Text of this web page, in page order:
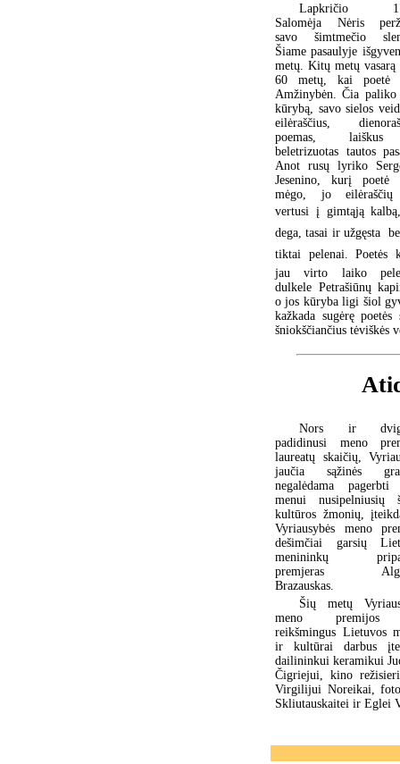
Lapkričio
Salomėja Nėris
savo šimtmečio
Šiame pasaulyje
metų. Kitų metų vasarą
60 metų, kai poetė
Amžinybėn. Čia paliko
kūrybą, savo sielos
eilėraščius,
poemas,
beletrizuotas tautos
Anot rusų lyriko
Jesenino, kurį poetė
mėgo, jo
vertusi į gimtąją kalbą,
dega, tasai ir užgęsta 
tiktai pelenai. Poetės
jau virto laiko
dulkele Petrašiūnų
o jos kūryba ligi šiol
kažkada sugėrę
šniokščiančius tėviškės
Nors ir
padidinusi meno
laureatų skaičių,
jaučia sąžinės
negalėdama pagerbti
menui nusipelniusių
kultūros žmonių,
Vyriausybės meno
dešimčiai garsių
menininkų
premjeras
Brazauskas.
Šių metų
meno
reikšmingus Lietuvos
ir kultūrai darbus
dailininkui keramikui
Čigriejui, kino
Virgilijui Noreikai,
Skliutauskaitei ir Eglei